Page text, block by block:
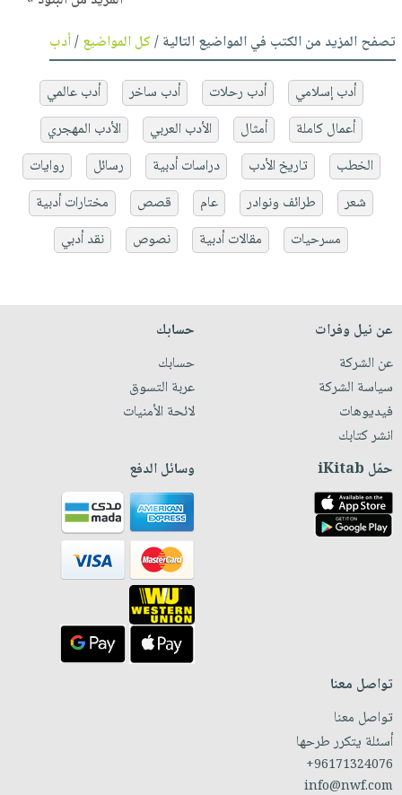
تصفح المزيد من الكتب في المواضيع التالية /كل المواضيع/أدب
أدب إسلامي أدب رحلات أدب ساخر
أدب عالمي
أعمال كاملة
أمثال الأدب العربي
الأدب المهجري
الخطب
تاريخ الأدب دراسات أدبية رسائل
روايات
شعر
طرائف ونوادر عام قصص
مختارات أدبية
مسرحيات
مقالات أدبية نصوص نقد أدبي
عن نيل وفرات
عن الشركة
سياسة الشركة
فيديوهات
انشر كتابك
حسابك
حسابك
عربة التسوق
لائحة الأمنيات
حمّل iKitab وسائل الدفع
تواصل معنا
تواصل معنا
أسئلة يتكرر طرحها
+96171324076
info@nwf.com